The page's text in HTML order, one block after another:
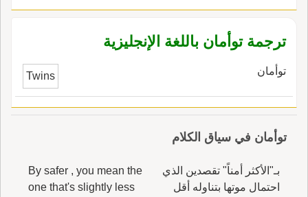
ترجمة توأمان باللغة الإنجليزية
توأمان Twins
توأمان في سياق الكلام
بـ"الأكثر أمناً" تقصدين الذي
احتمال موتها بتناوله أقل
By safer , you mean the
one that's slightly less